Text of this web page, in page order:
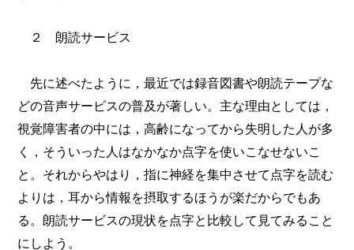
２ 朗読サービス
先に述べたように，最近では録音図書や朗読テープな
どの音声サービスの普及が著しい。主な理由としては，
視覚障害者の中には，高齢になってから失明した人が多
く，そういった人はなかなか点字を使いこなせないこ
と。それからやはり，指に神経を集中させて点字を読む
よりは，耳から情報を摂取するほうが楽だからでもあ
る。朗読サービスの現状を点字と比較して見てみること
にしよう。